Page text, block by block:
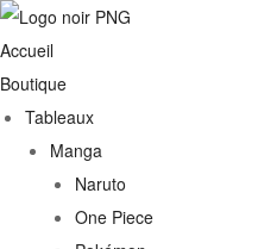
Accueil
Boutique
Tableaux
Manga
Naruto
One Piece